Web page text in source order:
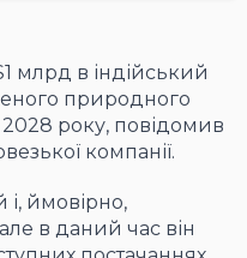
млрд в індійський
природного
року, повідомив
компанії.
і, ймовірно,
в даний час він